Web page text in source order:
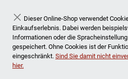
Schließen
Dieser Online-Shop verwendet
Einkaufserlebnis. Dabei werden
Informationen oder die
gespeichert. Ohne Cookies ist der
eingeschränkt. Sind Sie damit nicht
hier.